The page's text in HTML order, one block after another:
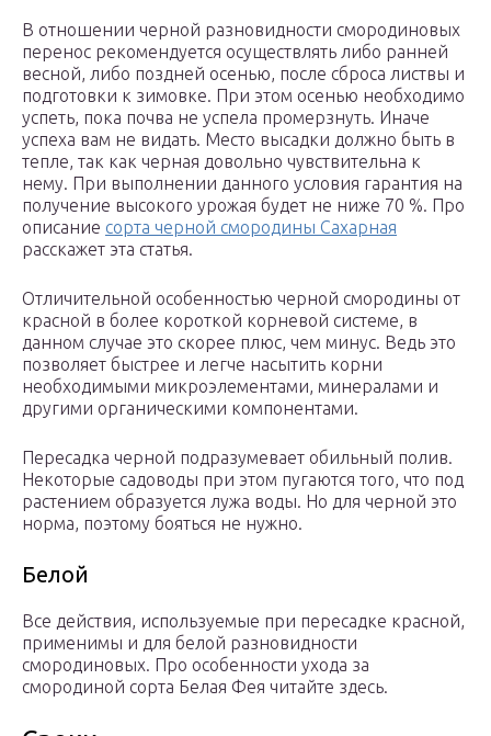
В отношении черной разновидности смородиновых
перенос рекомендуется осуществлять либо ранней
весной, либо поздней осенью, после сброса листвы и
подготовки к зимовке. При этом осенью необходимо
успеть, пока почва не успела промерзнуть. Иначе
успеха вам не видать. Место высадки должно быть в
тепле, так как черная довольно чувствительна к
нему. При выполнении данного условия гарантия на
получение высокого урожая будет не ниже 70 %. Про
описание сорта черной смородины Сахарная
расскажет эта статья.
Отличительной особенностью черной смородины от
красной в более короткой корневой системе, в
данном случае это скорее плюс, чем минус. Ведь это
позволяет быстрее и легче насытить корни
необходимыми микроэлементами, минералами и
другими органическими компонентами.
Пересадка черной подразумевает обильный полив.
Некоторые садоводы при этом пугаются того, что под
растением образуется лужа воды. Но для черной это
норма, поэтому бояться не нужно.
Белой
Все действия, используемые при пересадке красной,
применимы и для белой разновидности
смородиновых. Про особенности ухода за
смородиной сорта Белая Фея читайте здесь.